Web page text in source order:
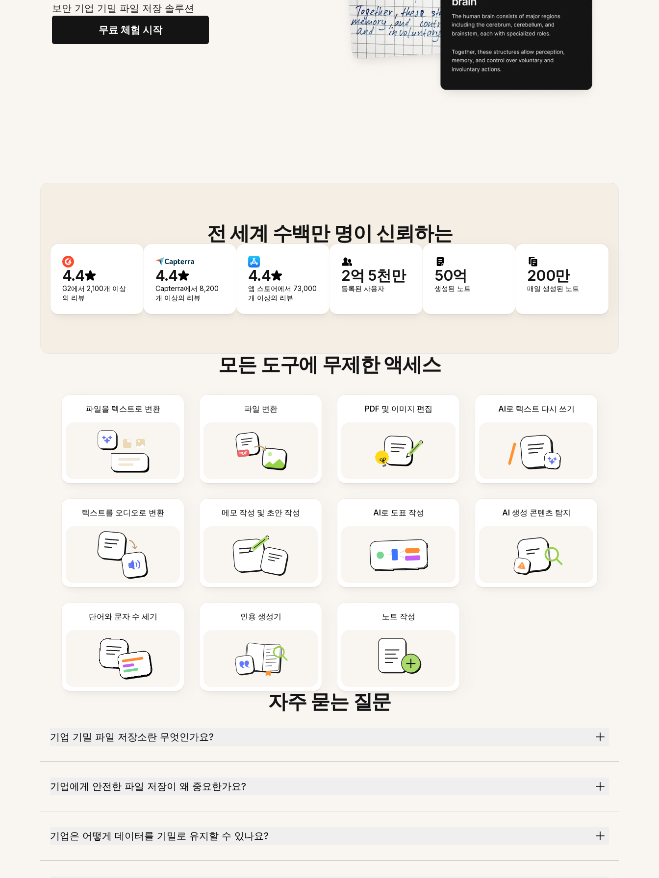
보안 기업 기밀 파일 저장 솔루션
무료 체험 시작
전 세계 수백만 명이 신뢰하는
4.4
G2에서 2,100개 이상
의 리뷰
4.4
Capterra에서 8,200
개 이상의 리뷰
4.4
앱 스토어에서 73,000
개 이상의 리뷰
2억 5천만
등록된 사용자
50억
생성된 노트
200만
매일 생성된 노트
모든 도구에 무제한 액세스
파일을 텍스트로 변환 파일 변환 PDF 및 이미지 편집 AI로 텍스트 다시 쓰기
텍스트를 오디오로 변환 메모 작성 및 초안 작성 AI로 도표 작성 AI 생성 콘텐츠 탐지
단어와 문자 수 세기 인용 생성기 노트 작성
자주 묻는 질문
기업 기밀 파일 저장소란 무엇인가요?
기업에게 안전한 파일 저장이 왜 중요한가요?
기업은 어떻게 데이터를 기밀로 유지할 수 있나요?